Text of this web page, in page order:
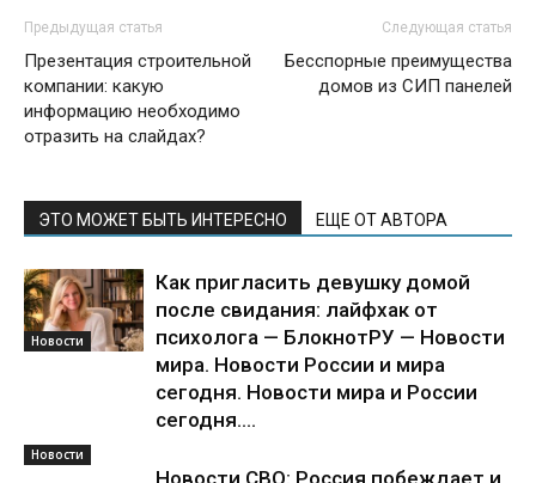
Предыдущая статья
Презентация строительной
компании: какую
информацию необходимо
отразить на слайдах?
Следующая статья
Бесспорные преимущества
домов из СИП панелей
ЭТО МОЖЕТ БЫТЬ ИНТЕРЕСНО ЕЩЕ ОТ АВТОРА
Новости
Как пригласить девушку домой
после свидания: лайфхак от
психолога — БлокнотРУ — Новости
мира. Новости России и мира
сегодня. Новости мира и России
сегодня....
Новости
Новости СВО: Россия побеждает и